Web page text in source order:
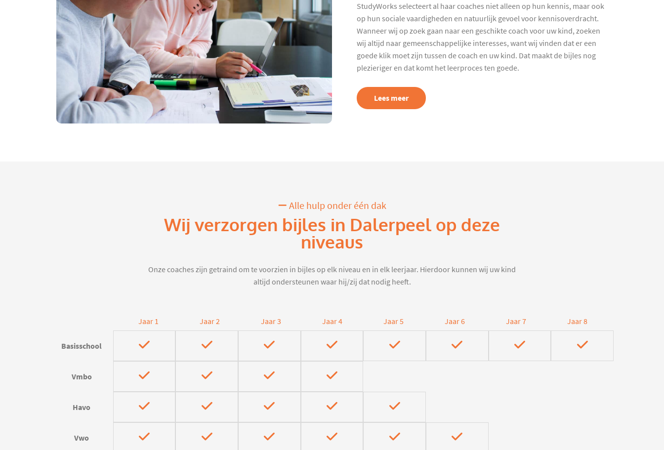
StudyWorks selecteert al haar coaches niet alleen op hun kennis, maar ook
op hun sociale vaardigheden en natuurlijk gevoel voor kennisoverdracht.
Wanneer wij op zoek gaan naar een geschikte coach voor uw kind, zoeken
wij altijd naar gemeenschappelijke interesses, want wij vinden dat er een
goede klik moet zijn tussen de coach en uw kind. Dat maakt de bijles nog
plezieriger en dat komt het leerproces ten goede.
Lees meer
Alle hulp onder één dak
Wij verzorgen bijles in Dalerpeel op deze
niveaus
Onze coaches zijn getraind om te voorzien in bijles op elk niveau en in elk leerjaar. Hierdoor kunnen wij uw kind
altijd ondersteunen waar hij/zij dat nodig heeft.
Jaar 1 Jaar 2 Jaar 3 Jaar 4 Jaar 5 Jaar 6 Jaar 7 Jaar 8
Basisschool
Vmbo
Havo
Vwo